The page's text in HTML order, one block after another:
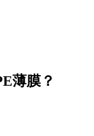
薄膜？